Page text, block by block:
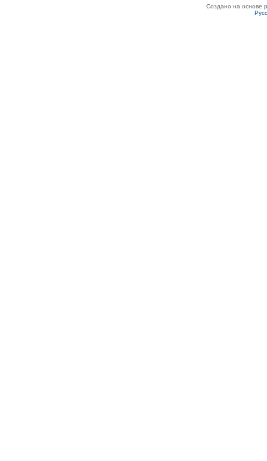
Создано на основе